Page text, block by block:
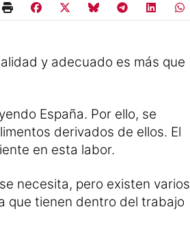
y adecuado es más que
España. Por ello, se
derivados de ellos. El
en esta labor.
necesita, pero existen varios
que tienen dentro del trabajo